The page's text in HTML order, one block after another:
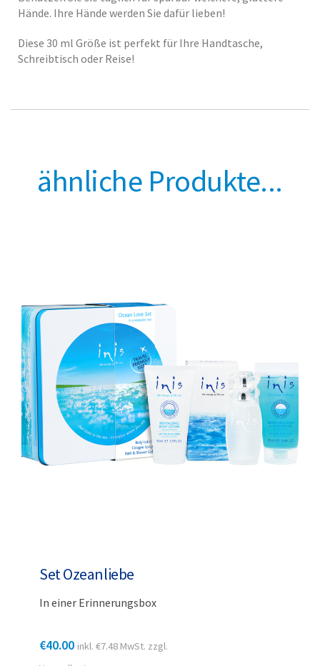
Hände. Ihre Hände werden Sie dafür lieben!
Diese 30 ml Größe ist perfekt für Ihre Handtasche,
Schreibtisch oder Reise!
ähnliche Produkte...
Set Ozeanliebe
In einer Erinnerungsbox
€40.00 inkl. €7.48 MwSt. zzgl.